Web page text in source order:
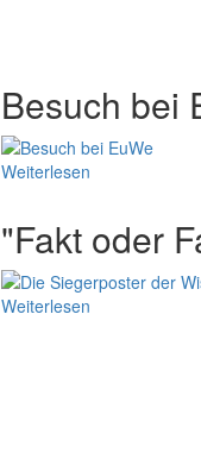
Besuch bei
Weiterlesen
"Fakt oder
Weiterlesen